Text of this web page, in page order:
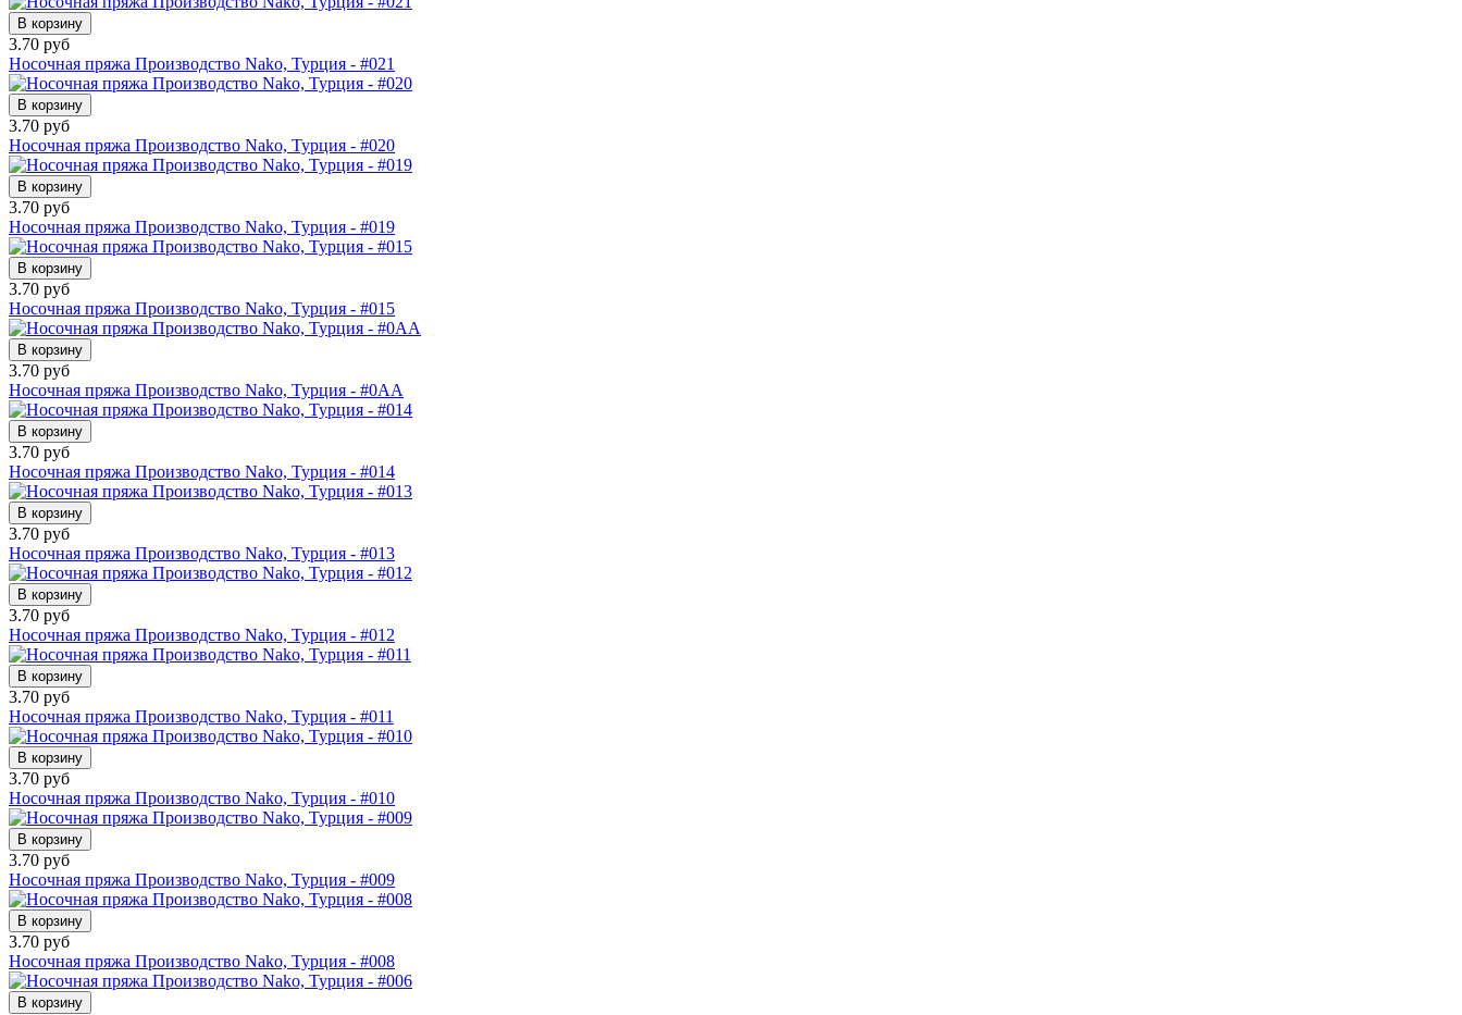
В корзину
3.70 руб
Носочная пряжа Производство Nako, Турция - #021
В корзину
3.70 руб
Носочная пряжа Производство Nako, Турция - #020
В корзину
3.70 руб
Носочная пряжа Производство Nako, Турция - #019
В корзину
3.70 руб
Носочная пряжа Производство Nako, Турция - #015
В корзину
3.70 руб
Носочная пряжа Производство Nako, Турция - #0AA
В корзину
3.70 руб
Носочная пряжа Производство Nako, Турция - #014
В корзину
3.70 руб
Носочная пряжа Производство Nako, Турция - #013
В корзину
3.70 руб
Носочная пряжа Производство Nako, Турция - #012
В корзину
3.70 руб
Носочная пряжа Производство Nako, Турция - #011
В корзину
3.70 руб
Носочная пряжа Производство Nako, Турция - #010
В корзину
3.70 руб
Носочная пряжа Производство Nako, Турция - #009
В корзину
3.70 руб
Носочная пряжа Производство Nako, Турция - #008
В корзину